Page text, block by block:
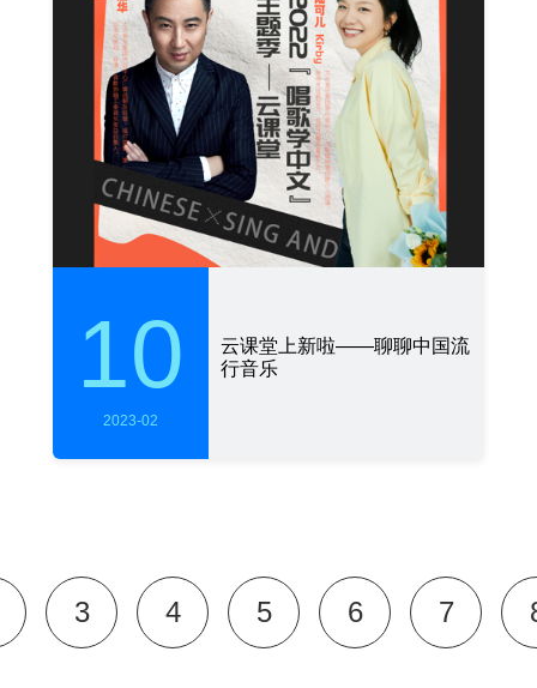
10
2023-02
云课堂上新啦——聊聊中国流
行音乐
3 4 5 6 7